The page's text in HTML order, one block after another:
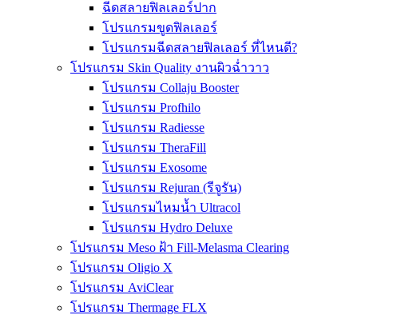
ฉีดสลายฟิลเลอร์ปาก
โปรแกรมขูดฟิลเลอร์
โปรแกรมฉีดสลายฟิลเลอร์ ที่ไหนดี?
โปรแกรม Skin Quality งานผิวฉ่ำวาว
โปรแกรม Collaju Booster
โปรแกรม Profhilo
โปรแกรม Radiesse
โปรแกรม TheraFill
โปรแกรม Exosome
โปรแกรม Rejuran (รีจูรัน)
โปรแกรมไหมน้ำ Ultracol
โปรแกรม Hydro Deluxe
โปรแกรม Meso ฝ้า Fill-Melasma Clearing
โปรแกรม Oligio X
โปรแกรม AviClear
โปรแกรม Thermage FLX